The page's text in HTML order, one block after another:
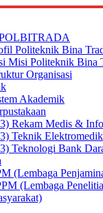
Politeknik Bina
Misi Politeknik Bina
Organisasi
Akademik
Rekam Medis &
Teknik Elektromedik
Teknologi Bank
(Lembaga
(Lembaga